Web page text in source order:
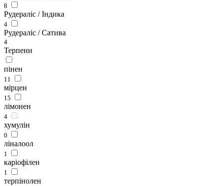
8
Рудераліс / Індика
4
Рудераліс / Сатива
4
Терпени
пінен
11
мірцен
15
лімонен
4
хумулін
0
ліналоол
1
каріофілен
1
терпінолен